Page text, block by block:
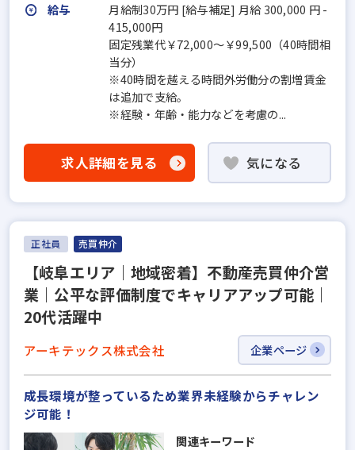
給与
月給制30万円 [給与補足] 月給 300,000 円 -
415,000円
固定残業代￥72,000～￥99,500（40時間相
当分）
※40時間を越える時間外労働分の割増賃金
は追加で支給。
※経験・年齢・能力などを考慮の...
求人詳細を見る 気になる
正社員 売買仲介
【岐阜エリア｜地域密着】不動産売買仲介営
業｜公平な評価制度でキャリアアップ可能｜
20代活躍中
アーキテックス株式会社 企業ページ
成長環境が整っているため業界未経験からチャレン
ジ可能！
関連キーワード